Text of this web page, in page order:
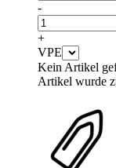
-
+
VPE
Kein Artikel
Artikel wurde